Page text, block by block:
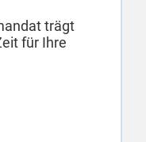
trägt
für Ihre